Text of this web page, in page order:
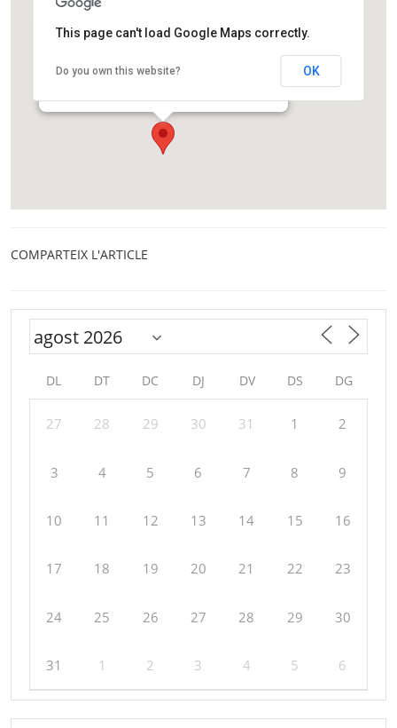
Institut d’Investigació en Intel·ligència Artificial
Carrer Can Planes s/n, Campus de la UAB
This page can't load Google Maps correctly.
Do you own this website? OK
COMPARTEIX L'ARTICLE
DL DT DC DJ DV DS DG
27 28 29 30 31 1 2
3 4 5 6 7 8 9
10 11 12 13 14 15 16
17 18 19 20 21 22 23
24 25 26 27 28 29 30
31 1 2 3 4 5 6